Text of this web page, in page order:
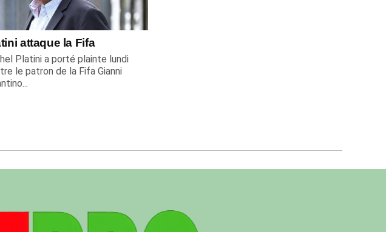
attaque la Fifa
Platini a porté plainte lundi
le patron de la Fifa Gianni